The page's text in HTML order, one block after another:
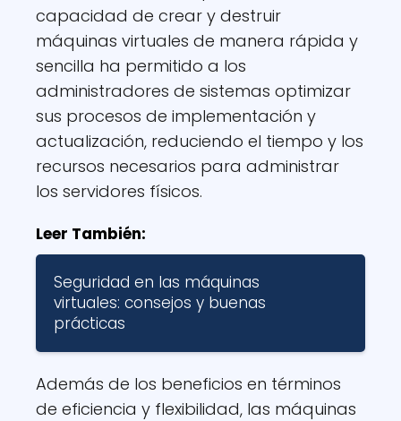
capacidad de crear y destruir
máquinas virtuales de manera rápida y
sencilla ha permitido a los
administradores de sistemas optimizar
sus procesos de implementación y
actualización, reduciendo el tiempo y los
recursos necesarios para administrar
los servidores físicos.
Leer También:
Seguridad en las máquinas
virtuales: consejos y buenas
prácticas
Además de los beneficios en términos
de eficiencia y flexibilidad, las máquinas